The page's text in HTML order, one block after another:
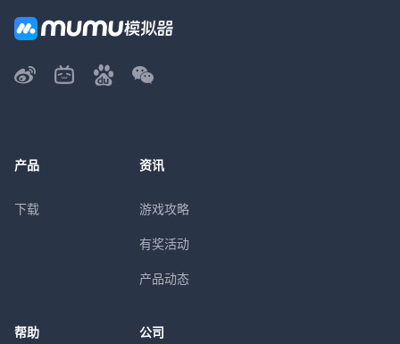
产品
下载
资讯
游戏攻略
有奖活动
产品动态
帮助 公司